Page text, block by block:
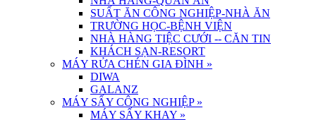
SUẤT ĂN CÔNG NGHIỆP-NHÀ ĂN
TRƯỜNG HỌC-BỆNH VIỆN
NHÀ HÀNG TIỆC CƯỚI -- CĂN TIN
KHÁCH SẠN-RESORT
MÁY RỬA CHÉN GIA ĐÌNH »
DIWA
GALANZ
MÁY SẤY CÔNG NGHIỆP »
MÁY SẤY KHAY »